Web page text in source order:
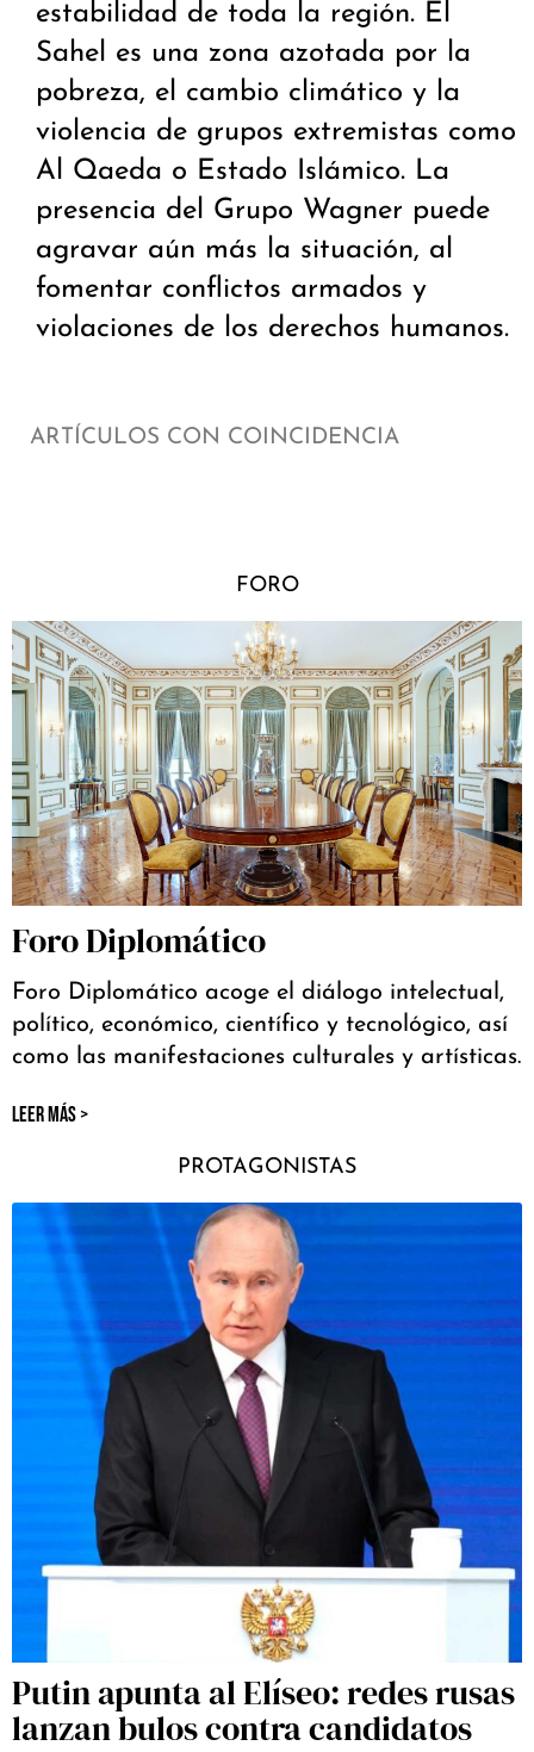
estabilidad de toda la región. El
Sahel es una zona azotada por la
pobreza, el cambio climático y la
violencia de grupos extremistas como
Al Qaeda o Estado Islámico. La
presencia del Grupo Wagner puede
agravar aún más la situación, al
fomentar conflictos armados y
violaciones de los derechos humanos.
ARTÍCULOS CON COINCIDENCIA
FORO
Foro Diplomático
Foro Diplomático acoge el diálogo intelectual,
político, económico, científico y tecnológico, así
como las manifestaciones culturales y artísticas.
LEER MÁS >
PROTAGONISTAS
Putin apunta al Elíseo: redes rusas
lanzan bulos contra candidatos